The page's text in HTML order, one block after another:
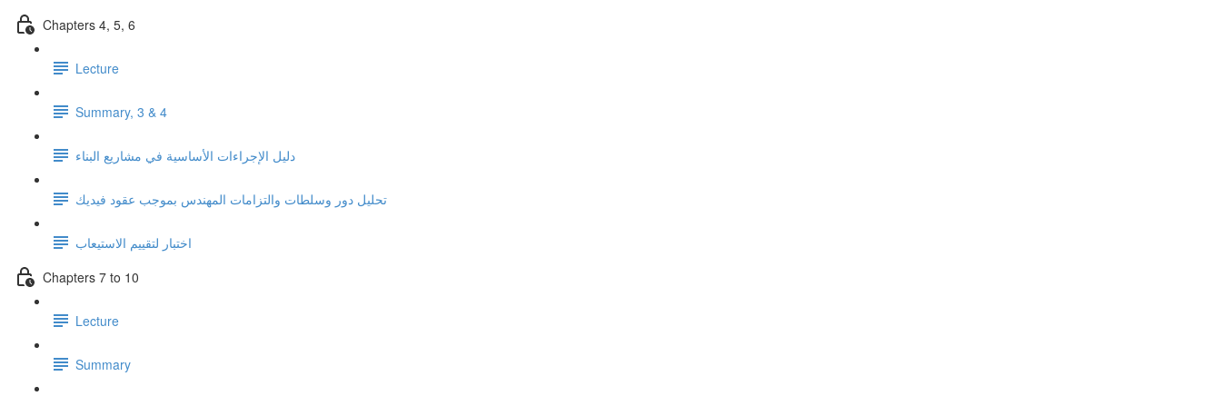
Chapters 4, 5, 6
Lecture
Summary, 3 & 4
دليل الإجراءات الأساسية في مشاريع البناء
تحليل دور وسلطات والتزامات المهندس بموجب عقود فيديك
اختبار لتقييم الاستيعاب
Chapters 7 to 10
Lecture
Summary